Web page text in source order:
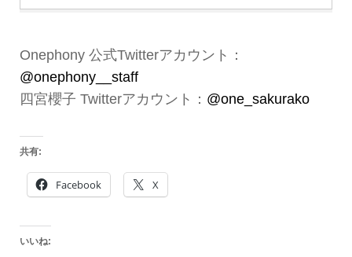
Onephony 公式Twitterアカウント：
@onephony__staff
四宮櫻子 Twitterアカウント： @one_sakurako
共有:
Facebook X
いいね: